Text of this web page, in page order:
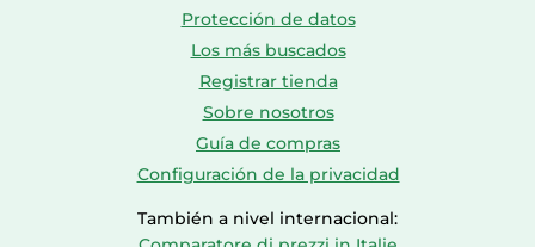
Protección de datos
Los más buscados
Registrar tienda
Sobre nosotros
Guía de compras
Configuración de la privacidad
También a nivel internacional: